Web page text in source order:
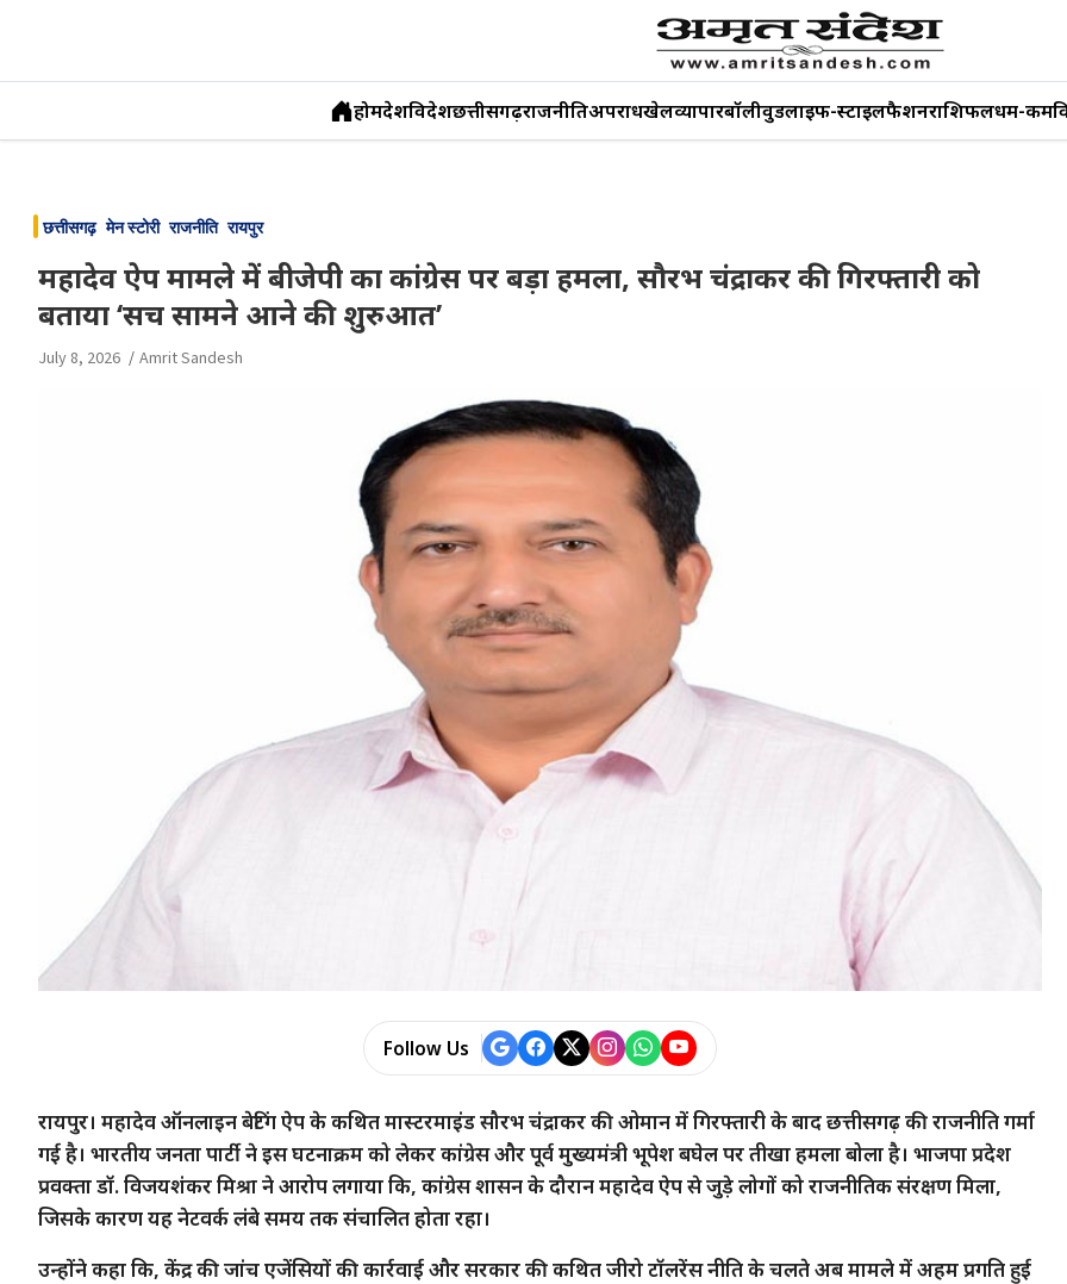
content
होमदेशविदेशछत्तीसगढ़राजनीतिअपराधखेलव्यापारबॉलीवुडलाइफ-स्टाइलफैशनराशिफलधर्म-कर्म
छत्तीसगढ़ मेन स्टोरी राजनीति रायपुर
महादेव ऐप मामले में बीजेपी का कांग्रेस पर बड़ा हमला, सौरभ चंद्राकर की गिरफ्तारी को
बताया ‘सच सामने आने की शुरुआत’
July 8, 2026 Amrit Sandesh
Follow Us
रायपुर। महादेव ऑनलाइन बेटिंग ऐप के कथित मास्टरमाइंड सौरभ चंद्राकर की ओमान में गिरफ्तारी के बाद छत्तीसगढ़ की राजनीति गर्मा
गई है। भारतीय जनता पार्टी ने इस घटनाक्रम को लेकर कांग्रेस और पूर्व मुख्यमंत्री भूपेश बघेल पर तीखा हमला बोला है। भाजपा प्रदेश
प्रवक्ता डॉ. विजयशंकर मिश्रा ने आरोप लगाया कि, कांग्रेस शासन के दौरान महादेव ऐप से जुड़े लोगों को राजनीतिक संरक्षण मिला,
जिसके कारण यह नेटवर्क लंबे समय तक संचालित होता रहा।
उन्होंने कहा कि, केंद्र की जांच एजेंसियों की कार्रवाई और सरकार की कथित जीरो टॉलरेंस नीति के चलते अब मामले में अहम प्रगति हुई